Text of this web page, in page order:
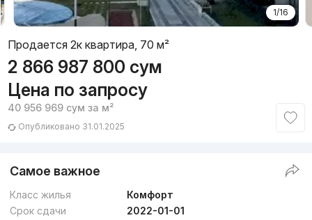
1/16
Продается 2к квартира, 70 м²
2 866 987 800 сум
Цена по запросу
40 956 969 сум за м²
Опубликовано 31.01.2025
Самое важное
Класс жилья
Комфорт
Срок сдачи
2022-01-01